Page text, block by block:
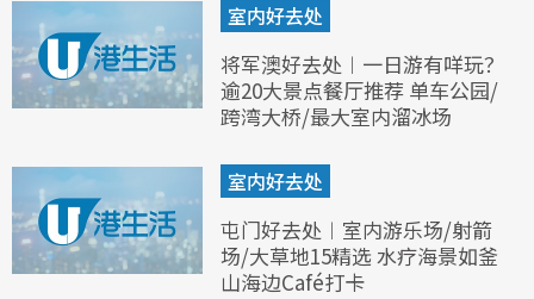
室内好去处
将军澳好去处︱一日游有咩玩？
逾20大景点餐厅推荐 单车公园/
跨湾大桥/最大室内溜冰场
室内好去处
屯门好去处︱室内游乐场/射箭
场/大草地15精选 水疗海景如釜
山海边Café打卡